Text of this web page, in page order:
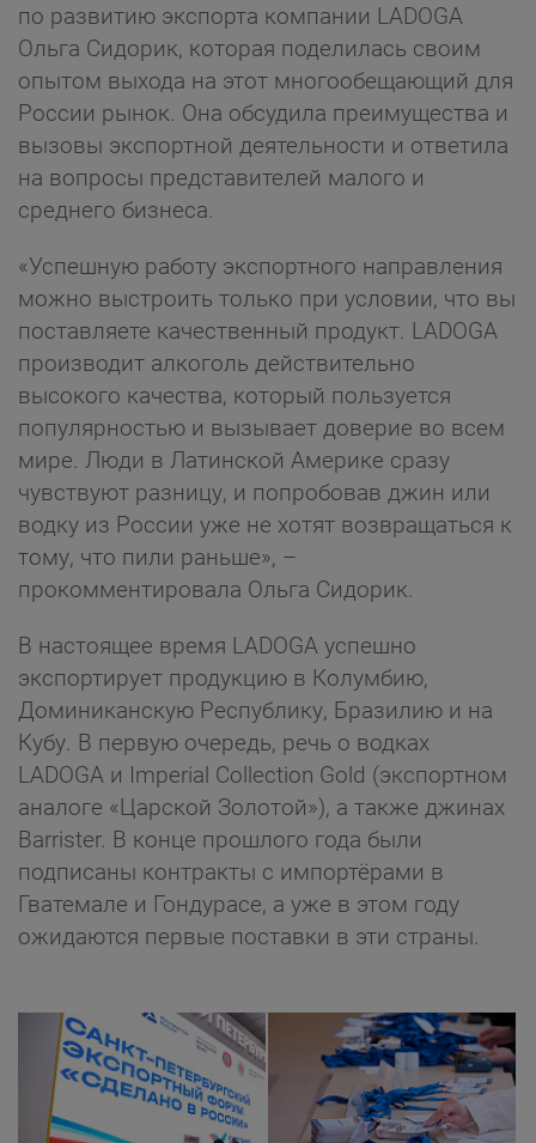
по развитию экспорта компании LADOGA
Ольга Сидорик, которая поделилась своим
опытом выхода на этот многообещающий для
России рынок. Она обсудила преимущества и
вызовы экспортной деятельности и ответила
на вопросы представителей малого и
среднего бизнеса.
«Успешную работу экспортного направления
можно выстроить только при условии, что вы
поставляете качественный продукт. LADOGA
производит алкоголь действительно
высокого качества, который пользуется
популярностью и вызывает доверие во всем
мире. Люди в Латинской Америке сразу
чувствуют разницу, и попробовав джин или
водку из России уже не хотят возвращаться к
тому, что пили раньше», –
прокомментировала Ольга Сидорик.
В настоящее время LADOGA успешно
экспортирует продукцию в Колумбию,
Доминиканскую Республику, Бразилию и на
Кубу. В первую очередь, речь о водках
LADOGA и Imperial Collection Gold (экспортном
аналоге «Царской Золотой»), а также джинах
Barrister. В конце прошлого года были
подписаны контракты с импортёрами в
Гватемале и Гондурасе, а уже в этом году
ожидаются первые поставки в эти страны.